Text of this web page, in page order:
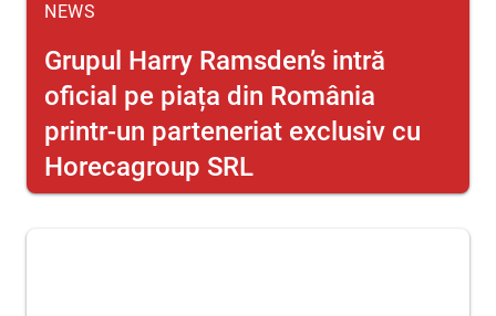
NEWS
Grupul Harry Ramsden’s intră
oficial pe piața din România
printr-un parteneriat exclusiv cu
Horecagroup SRL